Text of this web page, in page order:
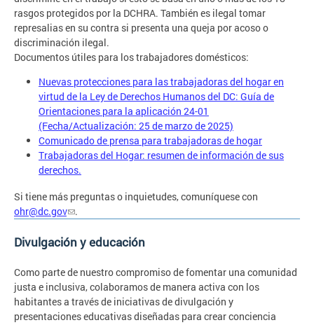
rasgos protegidos por la DCHRA. También es ilegal tomar
represalias en su contra si presenta una queja por acoso o
discriminación ilegal.
Documentos útiles para los trabajadores domésticos:
Nuevas protecciones para las trabajadoras del hogar en
virtud de la Ley de Derechos Humanos del DC: Guía de
Orientaciones para la aplicación 24-01
(Fecha/Actualización: 25 de marzo de 2025)
Comunicado de prensa para trabajadoras de hogar
Trabajadoras del Hogar: resumen de información de sus
derechos.
Si tiene más preguntas o inquietudes, comuníquese con
ohr@dc.gov
.
Divulgación y educación
Como parte de nuestro compromiso de fomentar una comunidad
justa e inclusiva, colaboramos de manera activa con los
habitantes a través de iniciativas de divulgación y
presentaciones educativas diseñadas para crear conciencia